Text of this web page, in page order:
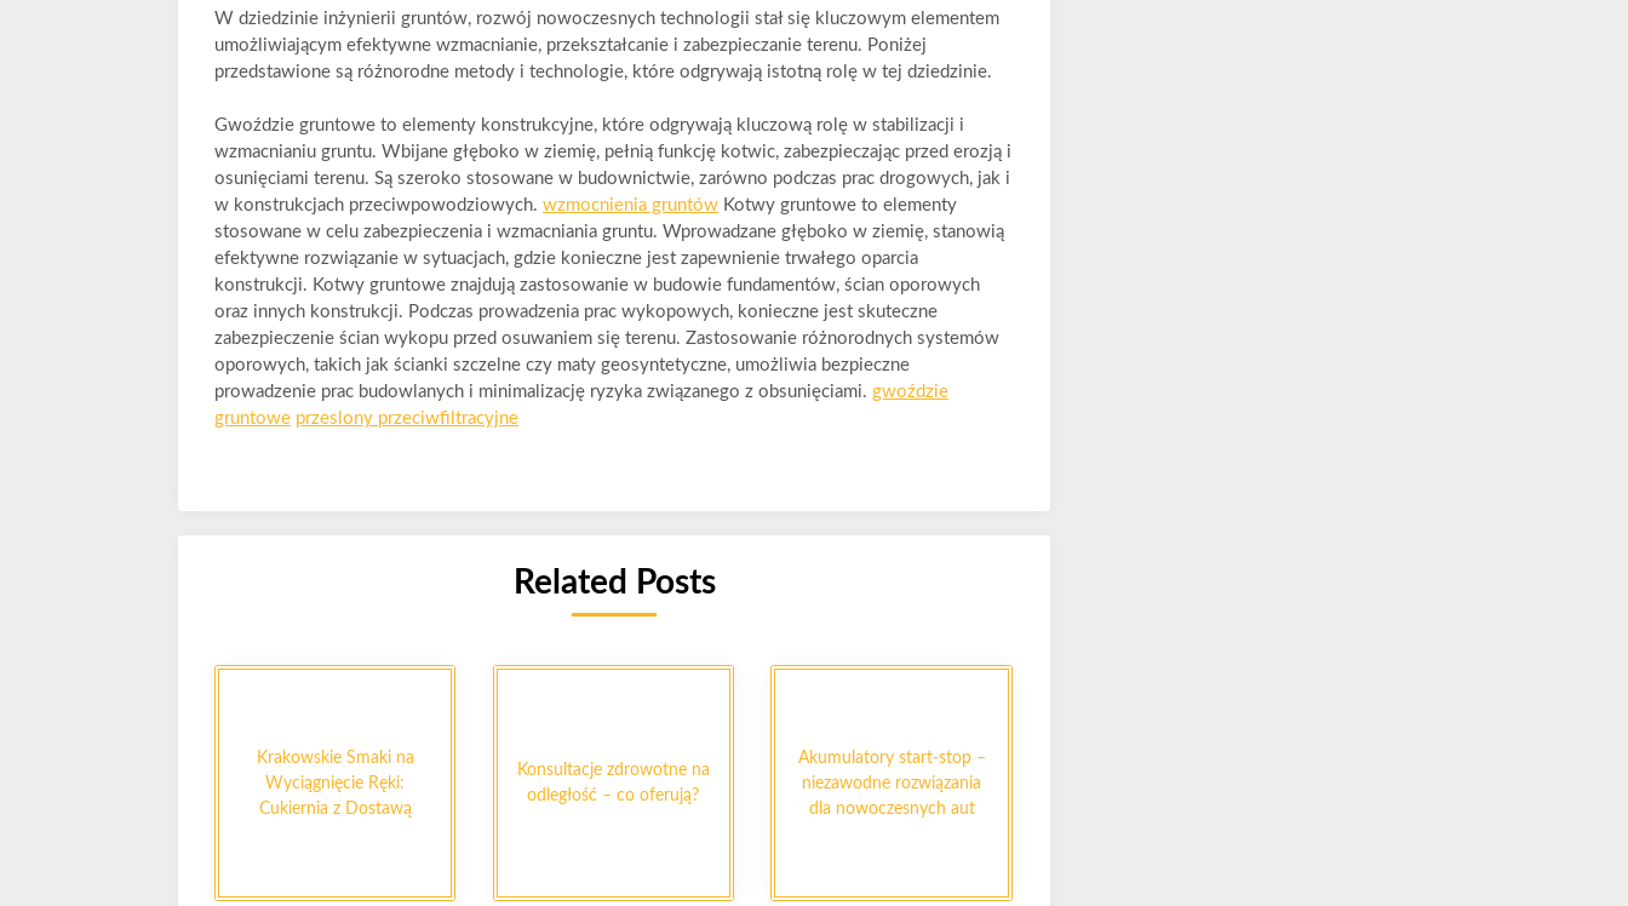
W dziedzinie inżynierii gruntów, rozwój nowoczesnych technologii stał się kluczowym elementem
umożliwiającym efektywne wzmacnianie, przekształcanie i zabezpieczanie terenu. Poniżej
przedstawione są różnorodne metody i technologie, które odgrywają istotną rolę w tej dziedzinie.
Gwoździe gruntowe to elementy konstrukcyjne, które odgrywają kluczową rolę w stabilizacji i
wzmacnianiu gruntu. Wbijane głęboko w ziemię, pełnią funkcję kotwic, zabezpieczając przed erozją i
osunięciami terenu. Są szeroko stosowane w budownictwie, zarówno podczas prac drogowych, jak i
w konstrukcjach przeciwpowodziowych. wzmocnienia gruntów Kotwy gruntowe to elementy
stosowane w celu zabezpieczenia i wzmacniania gruntu. Wprowadzane głęboko w ziemię, stanowią
efektywne rozwiązanie w sytuacjach, gdzie konieczne jest zapewnienie trwałego oparcia
konstrukcji. Kotwy gruntowe znajdują zastosowanie w budowie fundamentów, ścian oporowych
oraz innych konstrukcji. Podczas prowadzenia prac wykopowych, konieczne jest skuteczne
zabezpieczenie ścian wykopu przed osuwaniem się terenu. Zastosowanie różnorodnych systemów
oporowych, takich jak ścianki szczelne czy maty geosyntetyczne, umożliwia bezpieczne
prowadzenie prac budowlanych i minimalizację ryzyka związanego z obsunięciami. gwoździe
gruntowe przeslony przeciwfiltracyjne
Related Posts
Krakowskie Smaki na
Wyciągnięcie Ręki:
Cukiernia z Dostawą
Konsultacje zdrowotne na
odległość – co oferują?
Akumulatory start-stop –
niezawodne rozwiązania
dla nowoczesnych aut